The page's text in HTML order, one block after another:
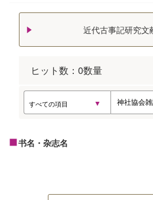
近代古事記研究文
ヒット数： 0数量
书名・杂志名